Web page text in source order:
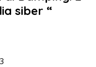
siber “